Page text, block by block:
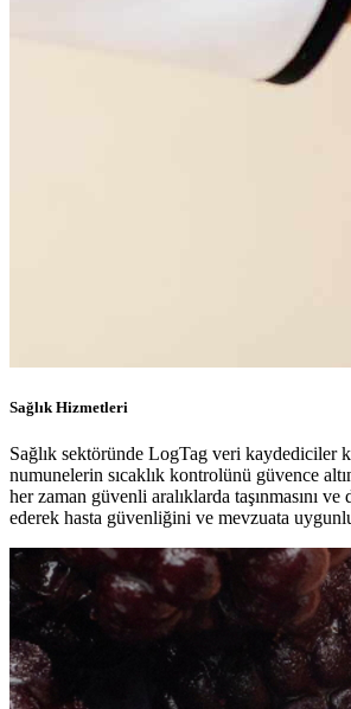
Sağlık Hizmetleri
Sağlık sektöründe LogTag veri kaydediciler
numunelerin sıcaklık kontrolünü güvence
her zaman güvenli aralıklarda taşınmasını ve
ederek hasta güvenliğini ve mevzuata